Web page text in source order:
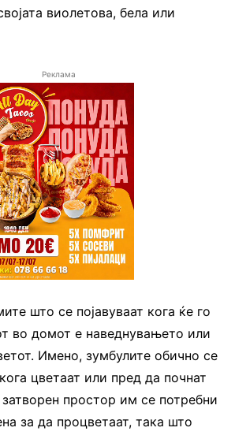
виолетова, бела или
Реклама
што се појавуваат кога ќе го
во домот е наведнувањето или
Имено, зумбулите обично се
цветаат или пред да почнат
простор им се потребни
за да процветаат, така што